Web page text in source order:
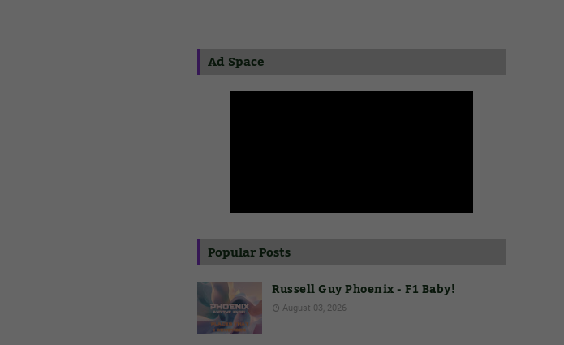
Ad Space
Popular Posts
Russell Guy Phoenix - F1 Baby!
August 03, 2026